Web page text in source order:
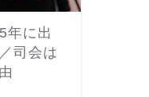
年に出
司会は